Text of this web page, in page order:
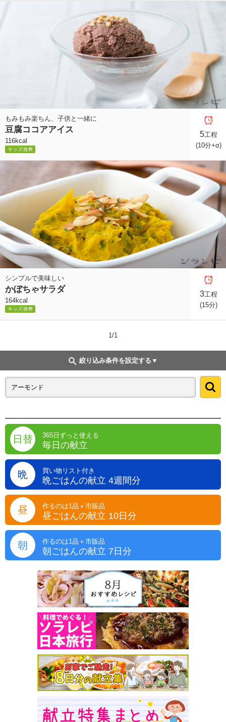
もみもみ楽ちん、子供と一緒に
豆腐ココアアイス
116kcal
5工程
(10分+α)
シンプルで美味しい
かぼちゃサラダ
164kcal
3工程
(15分)
1/1
絞り込み条件を設定する
日替 365日ずっと使える
毎日の献立
晩 買い物リスト付き
晩ごはんの献立 4週間分
昼 作るのは1品＋市販品
昼ごはんの献立 10日分
朝 作るのは1品＋市販品
朝ごはんの献立 7日分